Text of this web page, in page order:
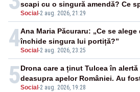
Social -2 aug. 2026, 21:29
scapi cu o singură amendă? Ce
4Social -2 aug. 2026, 23:25
Ana Maria Păcuraru: „Ce se
închide singura lui portiță?”
5Social -2 aug. 2026, 19:28
Drona care a ținut Tulcea în
deasupra apelor României. Au